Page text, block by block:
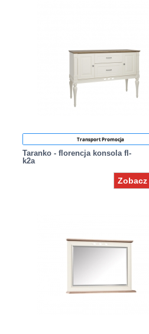
Transport Promocja
Taranko - florencja konsola fl-
k2a
Zobacz